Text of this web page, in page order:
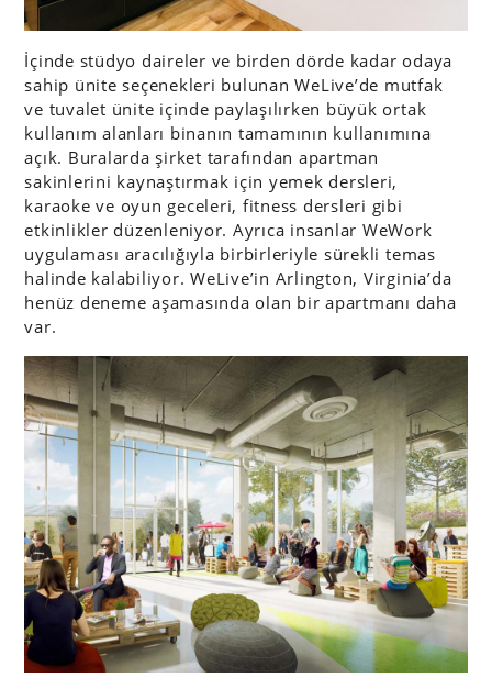
İçinde stüdyo daireler ve birden dörde kadar odaya
sahip ünite seçenekleri bulunan WeLive’de mutfak
ve tuvalet ünite içinde paylaşılırken büyük ortak
kullanım alanları binanın tamamının kullanımına
açık. Buralarda şirket tarafından apartman
sakinlerini kaynaştırmak için yemek dersleri,
karaoke ve oyun geceleri, fitness dersleri gibi
etkinlikler düzenleniyor. Ayrıca insanlar WeWork
uygulaması aracılığıyla birbirleriyle sürekli temas
halinde kalabiliyor. WeLive’in Arlington, Virginia’da
henüz deneme aşamasında olan bir apartmanı daha
var.